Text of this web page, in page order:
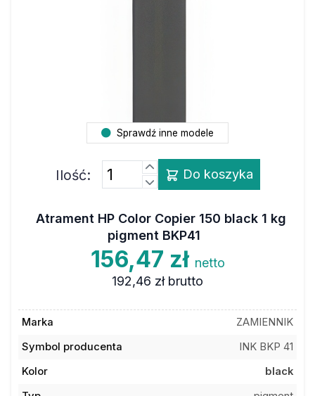
Sprawdź inne modele
Ilość: Do koszyka
Atrament HP Color Copier 150 black 1 kg
pigment BKP41
156,47 zł netto
192,46 zł brutto
Marka
ZAMIENNIK
Symbol producenta
INK BKP 41
Kolor
black